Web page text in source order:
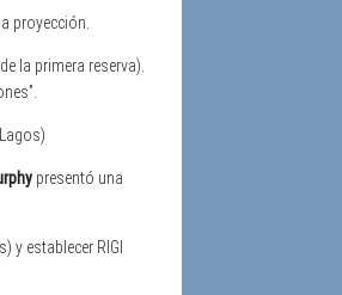
proyección.
la primera reserva).
presentó una
establecer RIGI